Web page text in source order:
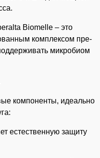
Biomelle – это
комплексом пре-
микробиом
компоненты, идеально
естественную защиту